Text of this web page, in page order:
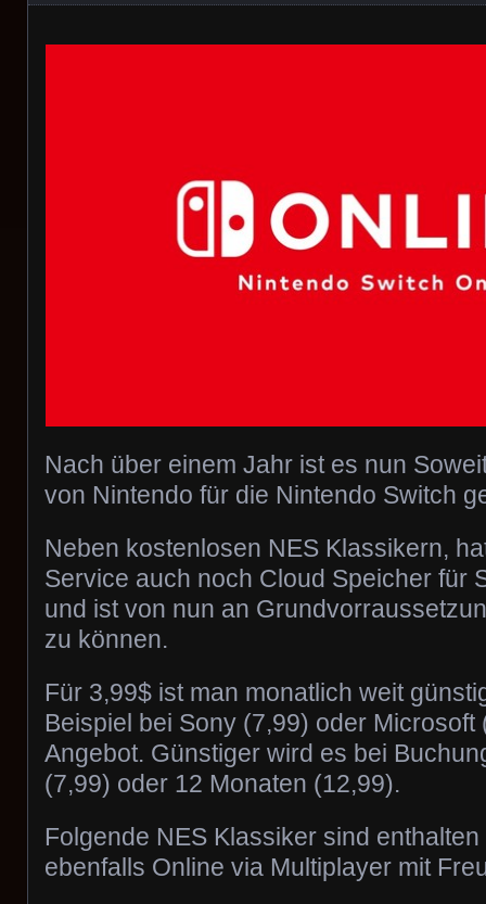
Nach über einem Jahr ist es nun
von Nintendo für die Nintendo Switch
Neben kostenlosen NES Klassikern,
Service auch noch Cloud Speicher für
und ist von nun an
zu können.
Für 3,99$ ist man monatlich weit
Beispiel bei Sony (7,99) oder Microsoft
Angebot. Günstiger wird es bei
(7,99) oder 12 Monaten (12,99).
Folgende NES Klassiker sind
ebenfalls Online via Multiplayer mit